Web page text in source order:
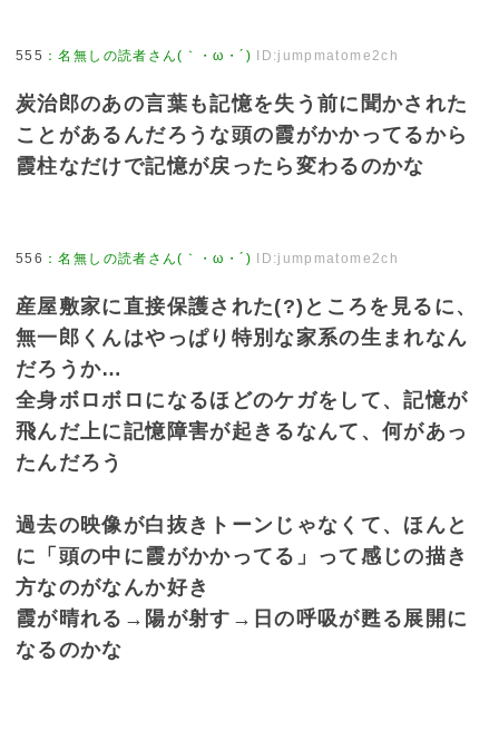
555 ：名無しの読者さん(｀・ω・´) ID:jumpmatome2ch
炭治郎のあの言葉も記憶を失う前に聞かされた
ことがあるんだろうな頭の霞がかかってるから
霞柱なだけで記憶が戻ったら変わるのかな
556 ：名無しの読者さん(｀・ω・´) ID:jumpmatome2ch
産屋敷家に直接保護された(?)ところを見るに、
無一郎くんはやっぱり特別な家系の生まれなん
だろうか…
全身ボロボロになるほどのケガをして、記憶が
飛んだ上に記憶障害が起きるなんて、何があっ
たんだろう
過去の映像が白抜きトーンじゃなくて、ほんと
に「頭の中に霞がかかってる」って感じの描き
方なのがなんか好き
霞が晴れる→陽が射す→日の呼吸が甦る展開に
なるのかな